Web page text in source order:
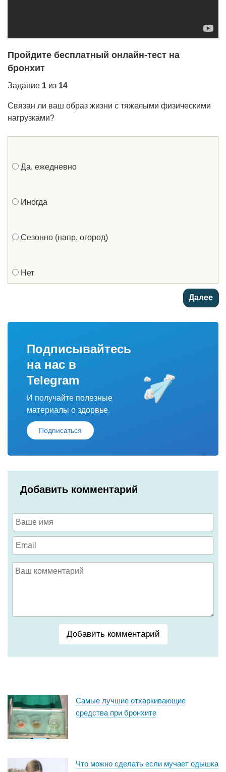
Пройдите бесплатный онлайн-тест на
бронхит
Задание 1 из 14
Связан ли ваш образ жизни с тяжелыми физическими
нагрузками?
Да, ежедневно
Иногда
Сезонно (напр. огород)
Нет
Подписывайтесь
на нас в
Telegram
И получайте полезные
материалы о здорвье.
Подписаться
Добавить комментарий
Добавить комментарий
Самые лучшие отхаркивающие
средства при бронхите
Что можно сделать если мучает одышка